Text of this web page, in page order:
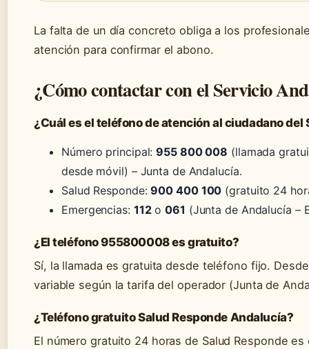
La falta de un día concreto obliga a los
atención para confirmar el abono.
¿Cómo contactar con el Servicio
¿Cuál es el teléfono de atención al ciudadano del
Número principal:955 800 008 (llamada
desde móvil) – Junta de Andalucía.
Salud Responde:900 400 100 (gratuito 24
Emergencias: 112o061 (Junta de Andalucía –
¿El teléfono 955800008 es gratuito?
Sí, la llamada es gratuita desde teléfono fijo.
variable según la tarifa del operador (Junta de
¿Teléfono gratuito Salud Responde Andalucía?
El número gratuito 24 horas de Salud Responde